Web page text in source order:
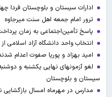
ادارات سیستان و بلوچستان فردا
ترور امام جمعه اهل سنت میرجاوه
پاسخ تأمین‌اجتماعی به زمان
انتخاب واحد دانشگاه آزاد اسلامی از ۲۴ مرداد آغاز می شود
امید بهزاد و پوریا صفوت اعدام
لغو آزمونهای نهایی یکشنبه و
سیستان و بلوچستان
مدارس در مهرماه امسال